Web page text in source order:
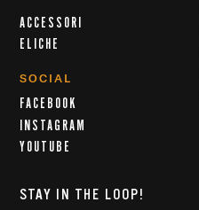
ACCESSORI
ELICHE
SOCIAL
FACEBOOK
INSTAGRAM
YOUTUBE
STAY IN THE LOOP!